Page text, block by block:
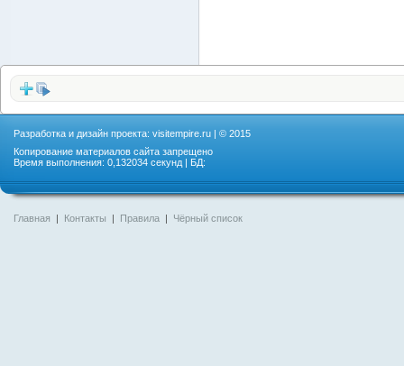
Разработка и дизайн проекта: visitempire.ru | © 2015
Копирование материалов сайта запрещено
Время выполнения: 0,132034 секунд | БД:
Главная | Контакты | Правила | Чёрный список